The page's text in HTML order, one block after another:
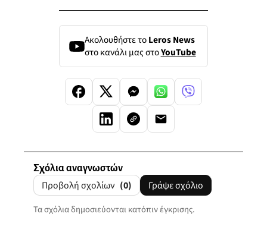
Ακολουθήστε τοLeros News
στο κανάλι μας στοYouTube
Σχόλια αναγνωστών
Προβολή σχολίων (0) Γράψε σχόλιο
Τα σχόλια δημοσιεύονται κατόπιν έγκρισης.